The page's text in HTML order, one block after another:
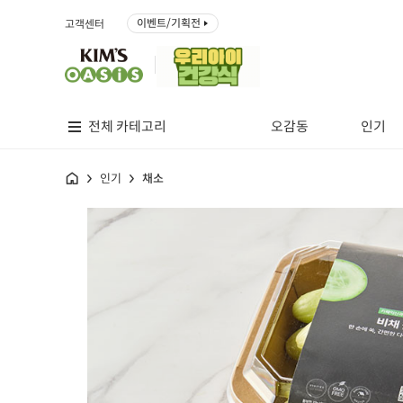
고객센터 이벤트/기획전
전체 카테고리 오감동 인기
홈 인기 채소